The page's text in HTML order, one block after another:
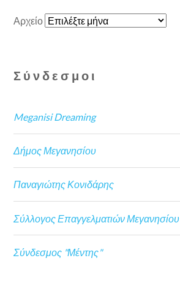
Αρχείο
Σύνδεσμοι
Meganisi Dreaming
Δήμος Μεγανησίου
Παναγιώτης Κονιδάρης
Σύλλογος Επαγγελματιών Μεγανησίου
Σύνδεσμος "Μέντης"